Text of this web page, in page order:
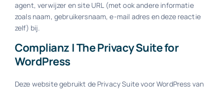
agent, verwijzer en site URL (met ook andere informatie
zoals naam, gebruikersnaam, e-mail adres en deze reactie
zelf) bij.
Complianz | The Privacy Suite for
WordPress
Deze website gebruikt de Privacy Suite voor WordPress van